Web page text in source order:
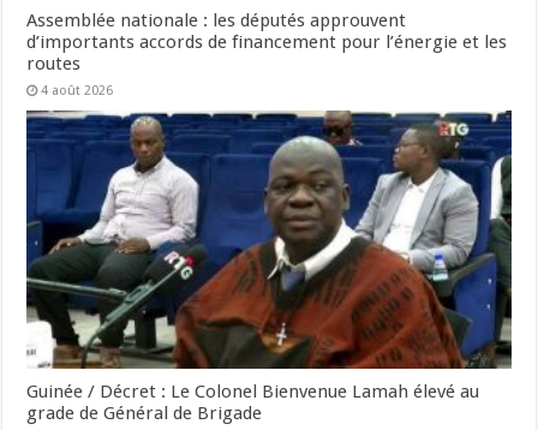
Assemblée nationale : les députés approuvent
d’importants accords de financement pour l’énergie et les
routes
4 août 2026
Guinée / Décret : Le Colonel Bienvenue Lamah élevé au
grade de Général de Brigade